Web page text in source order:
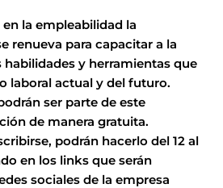
la empleabilidad la
renueva para capacitar a la
y herramientas que
laboral actual y del futuro.
ser parte de este
de manera gratuita.
podrán hacerlo del 12 al
en los links que serán
sociales de la empresa